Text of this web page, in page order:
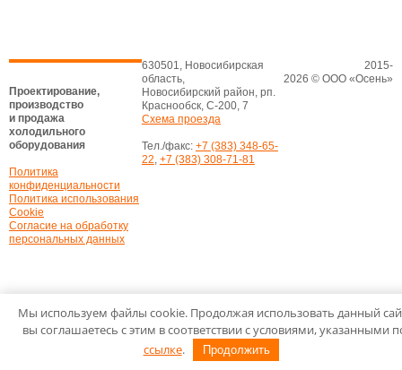
Проектирование,
производство
и продажа
холодильного
оборудования
Политика
конфиденциальности
Политика использования
Cookie
Согласие на обработку
персональных данных
630501, Новосибирская
область,
Новосибирский район, рп.
Краснообск, С-200, 7
Схема проезда
Тел./факс: +7 (383) 348-65-
22, +7 (383) 308-71-81
2015-
2026 © ООО «Осень»
Мы используем файлы cookie. Продолжая использовать данный
вы соглашаетесь с этим в соответствии с условиями, указанными
ссылке. Продолжить